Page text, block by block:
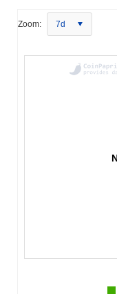
Zoom: 7d